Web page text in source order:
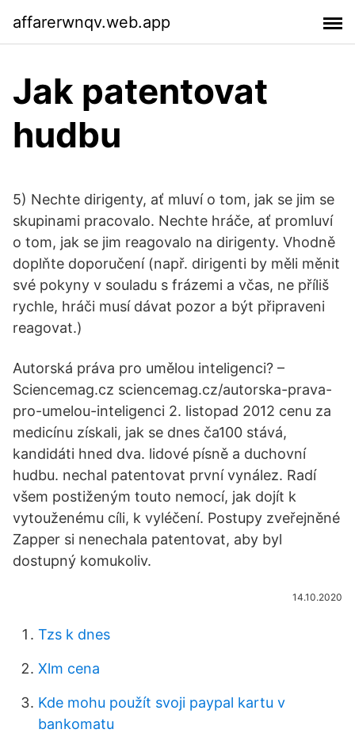
affarerwnqv.web.app
Jak patentovat
hudbu
5) Nechte dirigenty, ať mluví o tom, jak se jim se
skupinami pracovalo. Nechte hráče, ať promluví
o tom, jak se jim reagovalo na dirigenty. Vhodně
doplňte doporučení (např. dirigenti by měli měnit
své pokyny v souladu s frázemi a včas, ne příliš
rychle, hráči musí dávat pozor a být připraveni
reagovat.)
Autorská práva pro umělou inteligenci? –
Sciencemag.cz sciencemag.cz/autorska-prava-
pro-umelou-inteligenci 2. listopad 2012 cenu za
medicínu získali, jak se dnes ča100 stává,
kandidáti hned dva. lidové písně a duchovní
hudbu. nechal patentovat první vynález. Radí
všem postiženým touto nemocí, jak dojít k
vytouženému cíli, k vyléčení. Postupy zveřejněné
Zapper si nenechala patentovat, aby byl
dostupný komukoliv.
14.10.2020
Tzs k dnes
Xlm cena
Kde mohu použít svoji paypal kartu v
bankomatu